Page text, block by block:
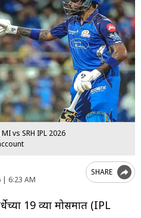
vs SRH IPL 2026
| 6:23 AM
SHARE
19 व्या मोसमात (IPL